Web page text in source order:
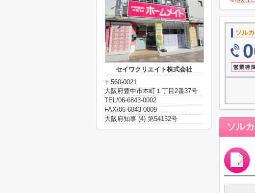
ソル
ソル
セイワクリエイト株式会社
〒560-0021
大阪府豊中市本町１丁目2番37号
TEL/06-6843-0002
FAX/06-6843-0009
大阪府知事 (4) 第54152号